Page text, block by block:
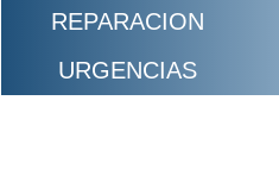
REPARACION
URGENCIAS